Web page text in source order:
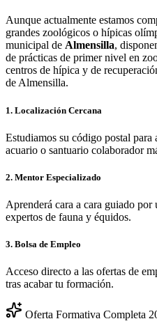
Aunque actualmente estamos
grandes zoológicos o hípicas
municipal de Almensilla,
de prácticas de primer nivel en
centros de hípica y de
deAlmensilla.
1. Localización Cercana
Estudiamos su código postal
acuario o santuario colaborador
2. Mentor Especializado
Aprenderá cara a cara guiado
expertos de fauna y équidos.
3. Bolsa de Empleo
Acceso directo a las ofertas de
tras acabar tu formación.
Oferta Formativa Completa